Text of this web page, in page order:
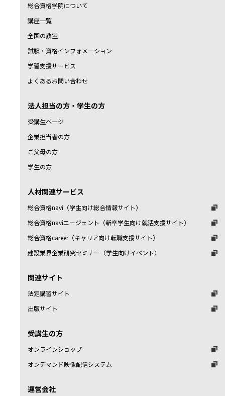
総合資格学院について
講座一覧
全国の教室
試験・資格インフォメーション
学習支援サービス
よくあるお問い合わせ
法人担当の方・学生の方
受講生ページ
企業担当者の方
ご父母の方
学生の方
人材関連サービス
総合資格navi（学生向け総合情報サイト）
総合資格naviエージェント（新卒学生向け就活支援サイト）
総合資格career（キャリア向け転職支援サイト）
建設業界企業研究セミナー（学生向けイベント）
関連サイト
法定講習サイト
出版サイト
受講生の方
オンラインショップ
オンデマンド映像配信システム
運営会社